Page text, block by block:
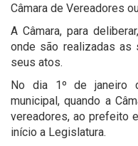
Câmara de Vereadores
A Câmara, para
onde são realizadas
seus atos.
No dia 1º de janeiro
municipal, quando a
vereadores, ao prefeito
início a Legislatura.